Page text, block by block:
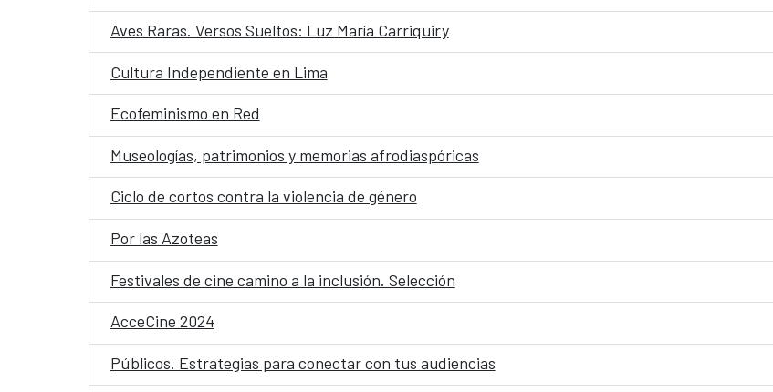
Aves Raras. Versos Sueltos: Luz María Carriquiry
Cultura Independiente en Lima
Ecofeminismo en Red
Museologías, patrimonios y memorias afrodiaspóricas
Ciclo de cortos contra la violencia de género
Por las Azoteas
Festivales de cine camino a la inclusión. Selección
AcceCine 2024
Públicos. Estrategias para conectar con tus audiencias